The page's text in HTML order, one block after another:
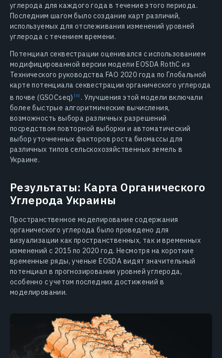
углерода для каждого года в течение этого периода.
Последним шагом было создание карт различий,
используемых для отслеживания изменений уровней
углерода с течением времени.
Потенциал секвестрации оценивался с использованием
модифицированной версии модели EOSDA RothC из
Технического руководства FAO 2020 года по Глобальной
карте потенциала секвестрации органического углерода
в почве(GSOCseq) . Улучшения этой модели включали
более быстрые алгоритмические вычисления,
возможность выбора различных разрешений
посредством повторной выборки и автоматический
выбор уточненных факторов роста биомассы для
различных типов сельскохозяйственных земель в
Украине.
Результаты: Карта Органического
Углерода Украины
Пространственное моделирование содержания
органического углерода было проведено для
визуализации как пространственных, так и временных
изменений с 2015 по 2020 год. Несмотря на короткие
временные ряды, ученые EOSDA видят значительный
потенциал в прогнозировании уровней углерода,
особенно с учетом последних достижений в
моделировании.